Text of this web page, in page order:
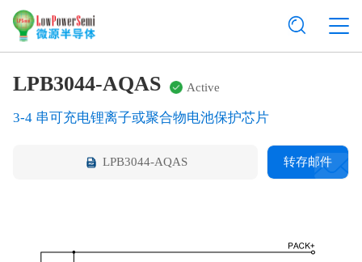
LPB3044-AQAS Active
3-4 串可充电锂离子或聚合物电池保护芯片
LPB3044-AQAS 转存邮件